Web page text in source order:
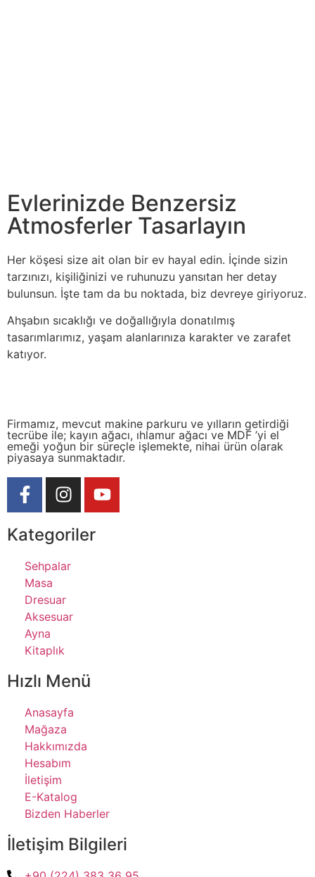
Evlerinizde Benzersiz
Atmosferler Tasarlayın
Her köşesi size ait olan bir ev hayal edin. İçinde sizin
tarzınızı, kişiliğinizi ve ruhunuzu yansıtan her detay
bulunsun. İşte tam da bu noktada, biz devreye giriyoruz.
Ahşabın sıcaklığı ve doğallığıyla donatılmış
tasarımlarımız, yaşam alanlarınıza karakter ve zarafet
katıyor.
Firmamız, mevcut makine parkuru ve yılların getirdiği
tecrübe ile; kayın ağacı, ıhlamur ağacı ve MDF ’yi el
emeği yoğun bir süreçle işlemekte, nihai ürün olarak
piyasaya sunmaktadır.
Kategoriler
Sehpalar
Masa
Dresuar
Aksesuar
Ayna
Kitaplık
Hızlı Menü
Anasayfa
Mağaza
Hakkımızda
Hesabım
İletişim
E-Katalog
Bizden Haberler
İletişim Bilgileri